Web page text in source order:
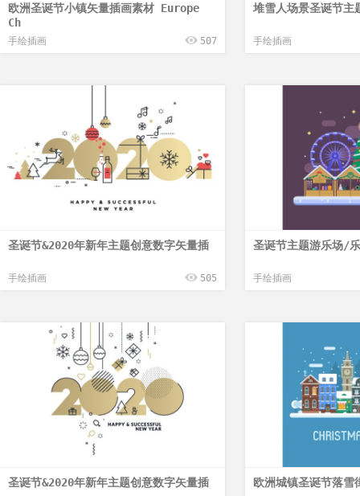
欧洲圣诞节小镇矢量插画素材 Europe
Ch
手绘插画 507
堆雪人场景圣诞节主
手绘插画
圣诞节&2020年新年主题创意数字矢量插
手绘插画 505
圣诞节主题游乐场/
手绘插画
圣诞节&2020年新年主题创意数字矢量插 欧洲城镇圣诞节落雪